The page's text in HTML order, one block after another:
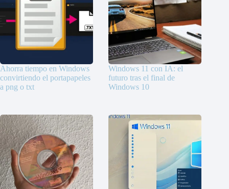
Ahorra tiempo en Windows
convirtiendo el portapapeles
a png o txt
Windows 11 con IA: el
futuro tras el final de
Windows 10